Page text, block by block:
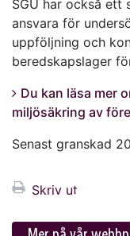
SGU har också
ansvara för
uppföljning och
beredskapslager
Du kan läsa mer
miljösäkring av
Senast granskad
Skriv ut